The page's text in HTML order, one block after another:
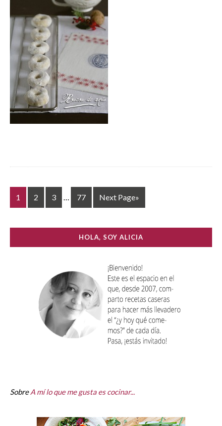
1 2 3 … 77 Next Page»
HOLA, SOY ALICIA
SobreA mí lo que me gusta es cocinar...